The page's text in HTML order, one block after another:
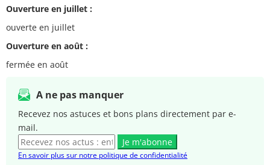
Ouverture en juillet :
ouverte en juillet
Ouverture en août :
fermée en août
A ne pas manquer
Recevez nos astuces et bons plans directement par e-
mail.
Je m'abonne
En savoir plus sur notre politique de confidentialité